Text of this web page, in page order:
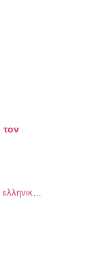
τον